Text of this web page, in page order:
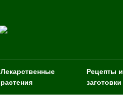
Лекарственные
растения
Рецепты и
заготовки